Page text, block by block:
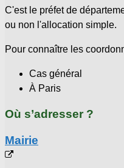
C'est le préfet de
ou non l'allocation simple.
Pour connaître les
Cas général
À Paris
Où s’adresser ?
Mairie